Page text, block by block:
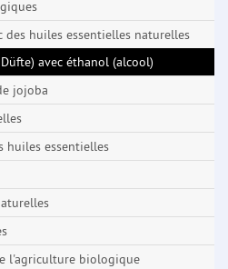
des huiles essentielles naturelles
avec éthanol (alcool)
jojoba
huiles essentielles
l'agriculture biologique